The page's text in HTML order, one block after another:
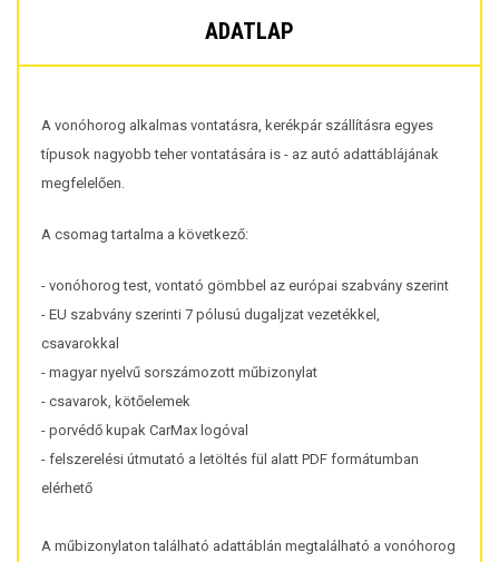
ADATLAP
A vonóhorog alkalmas vontatásra, kerékpár szállításra egyes
típusok nagyobb teher vontatására is - az autó adattáblájának
megfelelően.
A csomag tartalma a következő:
- vonóhorog test, vontató gömbbel az európai szabvány szerint
- EU szabvány szerinti 7 pólusú dugaljzat vezetékkel,
csavarokkal
- magyar nyelvű sorszámozott műbizonylat
- csavarok, kötőelemek
- porvédő kupak CarMax logóval
- felszerelési útmutató a letöltés fül alatt PDF formátumban
elérhető
A műbizonylaton található adattáblán megtalálható a vonóhorog